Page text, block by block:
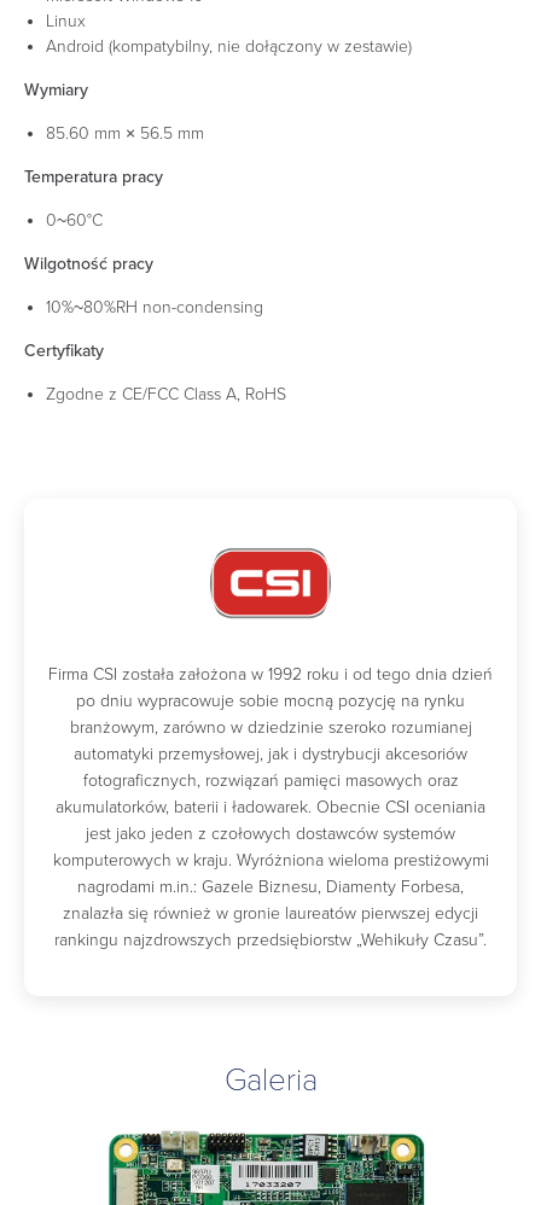
Linux
Android (kompatybilny, nie dołączony w zestawie)
Wymiary
85.60 mm × 56.5 mm
Temperatura pracy
0~60°C
Wilgotność pracy
10%~80%RH non-condensing
Certyfikaty
Zgodne z CE/FCC Class A, RoHS
Firma CSI została założona w 1992 roku i od tego dnia dzień
po dniu wypracowuje sobie mocną pozycję na rynku
branżowym, zarówno w dziedzinie szeroko rozumianej
automatyki przemysłowej, jak i dystrybucji akcesoriów
fotograficznych, rozwiązań pamięci masowych oraz
akumulatorków, baterii i ładowarek. Obecnie CSI oceniania
jest jako jeden z czołowych dostawców systemów
komputerowych w kraju. Wyróżniona wieloma prestiżowymi
nagrodami m.in.: Gazele Biznesu, Diamenty Forbesa,
znalazła się również w gronie laureatów pierwszej edycji
rankingu najzdrowszych przedsiębiorstw „Wehikuły Czasu”.
Galeria